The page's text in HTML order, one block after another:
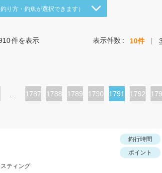
釣り方・釣魚が選択できます）
件を表示 表示件数 10件
ペ
1787
ペ
1788
ペ
1789
ペ
1790
カ
1791
ペ
1792
ペ
釣行時間
ポイント
ティング